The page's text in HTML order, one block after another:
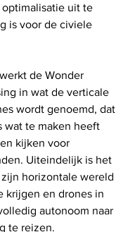
uit te
is voor de civiele
de Wonder
in wat de verticale
wordt genoemd, dat
wat te maken heeft
kijken voor
Uiteindelijk is het
horizontale wereld
krijgen en drones in
autonoom naar
te reizen.